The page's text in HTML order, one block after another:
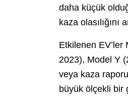
daha küçük
kaza olasılığını
Etkilenen
2023), Model Y
veya kaza
büyük ölçekli bir